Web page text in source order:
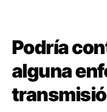
Podría
alguna